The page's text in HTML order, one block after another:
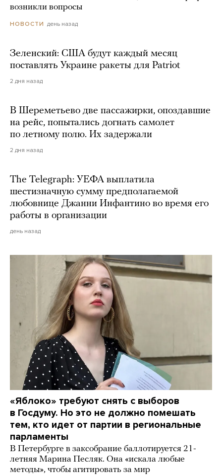
возникли вопросы
НОВОСТИ день назад
Зеленский: США будут каждый месяц
поставлять Украине ракеты для Patriot
2 дня назад
В Шереметьево две пассажирки, опоздавшие
на рейс, попытались догнать самолет
по летному полю. Их задержали
2 дня назад
The Telegraph: УЕФА выплатила
шестизначную сумму предполагаемой
любовнице Джанни Инфантино во время его
работы в организации
день назад
«Яблоко» требуют снять с выборов
в Госдуму. Но это не должно помешать
тем, кто идет от партии в региональные
парламенты
В Петербурге в заксобрание баллотируется 21-
летняя Марина Песляк. Она «искала любые
методы», чтобы агитировать за мир